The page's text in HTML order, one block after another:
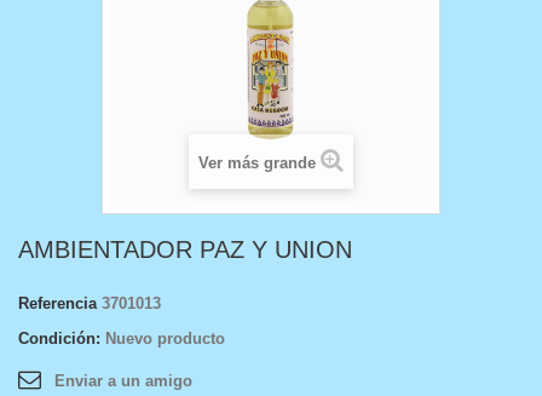
Ver más grande
AMBIENTADOR PAZ Y UNION
Referencia 3701013
Condición: Nuevo producto
Enviar a un amigo